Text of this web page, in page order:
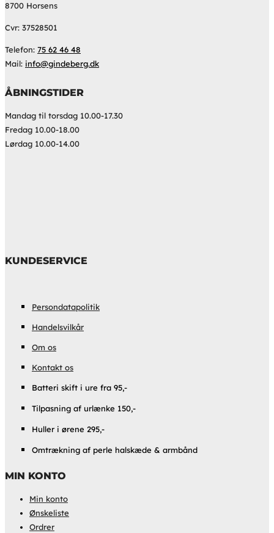
8700 Horsens
Cvr: 37528501
Telefon: 75 62 46 48
Mail: info@gindeberg.dk
ÅBNINGSTIDER
Mandag til torsdag 10.00-17.30
Fredag 10.00-18.00
Lørdag 10.00-14.00
KUNDESERVICE
Persondatapolitik
Handelsvilkår
Om os
Kontakt os
Batteri skift i ure fra 95,-
Tilpasning af urlænke 150,-
Huller i ørene 295,-
Omtrækning af perle halskæde & armbånd
MIN KONTO
Min konto
Ønskeliste
Ordrer